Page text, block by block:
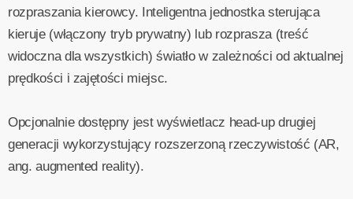
rozpraszania kierowcy. Inteligentna jednostka sterująca
kieruje (włączony tryb prywatny) lub rozprasza (treść
widoczna dla wszystkich) światło w zależności od aktualnej
prędkości i zajętości miejsc.
Opcjonalnie dostępny jest wyświetlacz head-up drugiej
generacji wykorzystujący rozszerzoną rzeczywistość (AR,
ang. augmented reality).